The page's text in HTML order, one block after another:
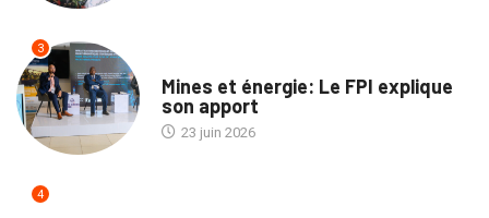
3
Mines et énergie: Le FPI explique
son apport
23 juin 2026
4